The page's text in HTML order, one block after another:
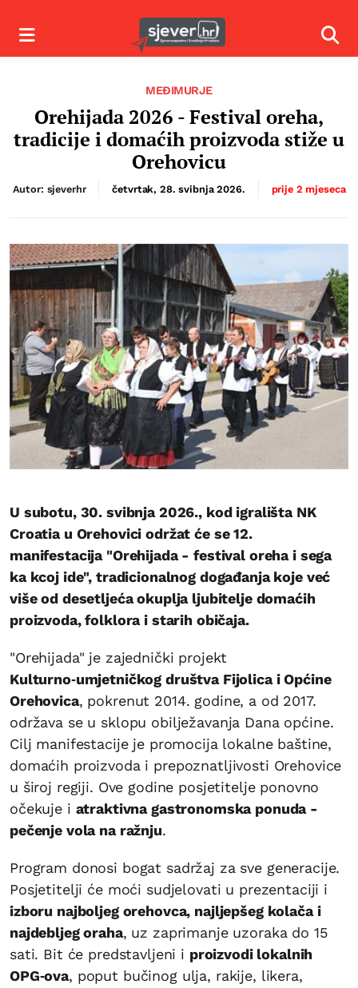
Izbornik
MEĐIMURJE
Orehijada 2026 - Festival oreha,
tradicije i domaćih proizvoda stiže u
Orehovicu
Autor: sjeverhr četvrtak, 28. svibnja 2026. prije 2 mjeseca
U subotu, 30. svibnja 2026., kod igrališta NK
Croatia u Orehovici održat će se 12.
manifestacija "Orehijada - festival oreha i sega
ka kcoj ide", tradicionalnog događanja koje već
više od desetljeća okuplja ljubitelje domaćih
proizvoda, folklora i starih običaja.
"Orehijada" je zajednički projekt
Kulturno‑umjetničkog društva Fijolica i Općine
Orehovica, pokrenut 2014. godine, a od 2017.
održava se u sklopu obilježavanja Dana općine.
Cilj manifestacije je promocija lokalne baštine,
domaćih proizvoda i prepoznatljivosti Orehovice
u široj regiji. Ove godine posjetitelje ponovno
očekuje i atraktivna gastronomska ponuda -
pečenje vola na ražnju.
Program donosi bogat sadržaj za sve generacije.
Posjetitelji će moći sudjelovati u prezentaciji i
izboru najboljeg orehovca, najljepšeg kolača i
najdebljeg oraha, uz zaprimanje uzoraka do 15
sati. Bit će predstavljeni i proizvodi lokalnih
OPG‑ova, poput bučinog ulja, rakije, likera,